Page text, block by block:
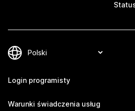
Login programisty
Warunki świadczenia usług